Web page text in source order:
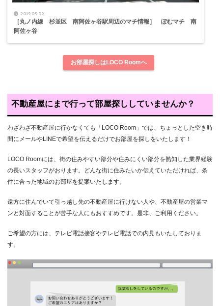
2019.05.02
［丸ノ内線 杉並区 南阿佐ヶ谷駅周辺のマチ情報］ ぽむマチ 南
阿佐ヶ谷
お部屋探しはLOCO Roomへ
不動産屋にまで行って部屋探ししていませんか？
わざわざ不動産屋に行かなくても「LOCO Room」では、ちょっとした空き時
間にメールやLINEで希望を伝えるだけでお部屋を探しをいたします！
LOCO Roomには、街の住みやすい部分や住みにくい部分を熟知した業界経験
の長いスタッフがおります。どんな街に住みたいか伝えていただければ、条
件に合った地域のお部屋を提案いたします。
遠方に住んでいて引っ越し先の不動産屋に行けない人や、不動産屋の営業マ
ンと対面することが苦手な人にもおすすめです。是非、ご利用ください。
ご希望の方には、テレビ電話接客やテレビ電話での内見もいたしておりま
す。